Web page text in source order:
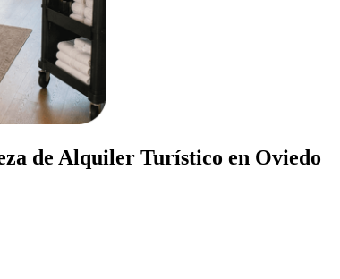
de Alquiler Turístico en Oviedo